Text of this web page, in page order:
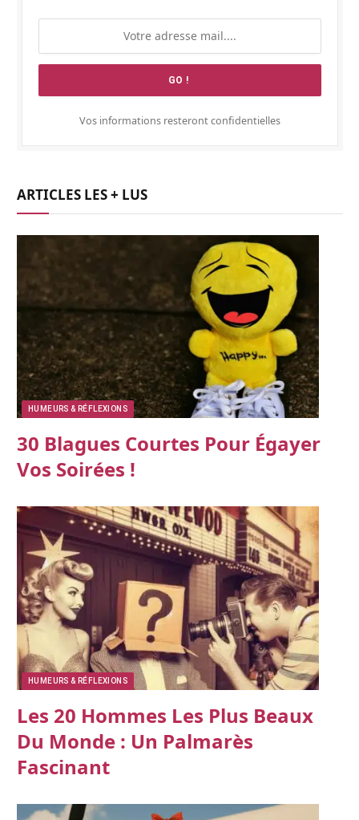
Vos informations resteront confidentielles
ARTICLES LES + LUS
HUMEURS & RÉFLEXIONS
30 Blagues Courtes Pour Égayer
Vos Soirées !
HUMEURS & RÉFLEXIONS
Les 20 Hommes Les Plus Beaux
Du Monde : Un Palmarès
Fascinant